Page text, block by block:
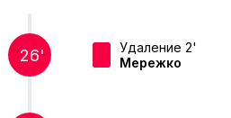
26'
Удаление 2'
Мережко